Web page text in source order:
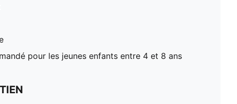
pour les jeunes enfants entre 4 et 8 ans